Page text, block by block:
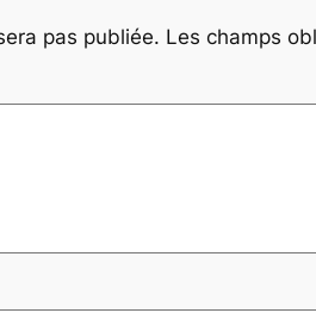
pas publiée. Les champs